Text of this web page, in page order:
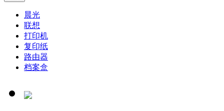
晨光
联想
打印机
复印纸
路由器
档案盒